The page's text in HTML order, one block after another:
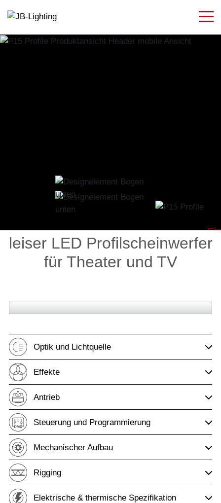
Die Kombination
Heatpipe-
Effekt-
ist vielseitig
leiser LED Profilscheinwerfer
für Theater und TV
Optik und Lichtquelle
Effekte
Antrieb
Steuerung und Programmierung
Mechanischer Aufbau
Rigging
Elektrische & thermische Spezifikation